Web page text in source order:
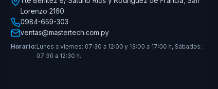
Lorenzo 2160
0984-659-303
ventas@mastertech.com.py
Horario:Lunes a viernes: 07:30 a 12:00 y 13:00 a 17:00 h, Sábados:
07:30 a 12:30 h.